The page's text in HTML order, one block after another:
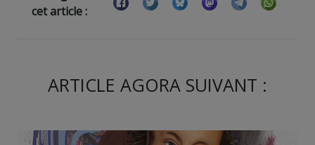
cet article :
ARTICLE AGORA SUIVANT :